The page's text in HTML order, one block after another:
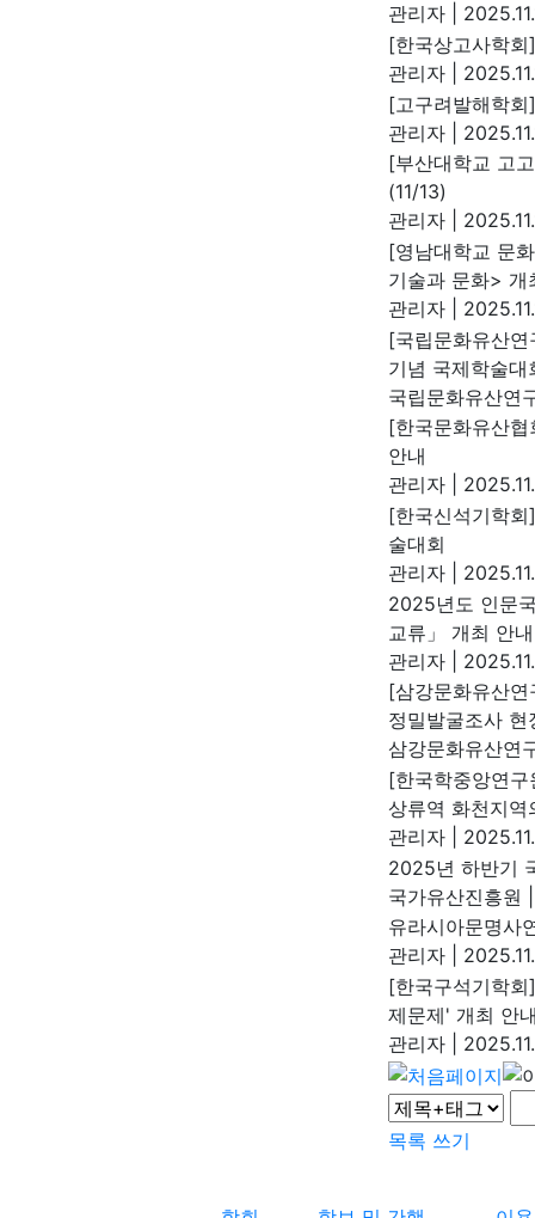
관리자
[한국상고사학
관리자
[고구려발해학
관리자
[부산대학교 고
(11/13)
관리자
[영남대학교 문
기술과 문화> 개
관리자
[국립문화유산
기념 국제학술
국립문화유산연
[한국문화유산
안내
관리자
[한국신석기학
술대회
관리자
2025년도 인문
교류」 개최 안내
관리자
[삼강문화유산
정밀발굴조사 현
삼강문화유산연
[한국학중앙연
상류역 화천지역
관리자
2025년 하반기
국가유산진흥원
유라시아문명사
관리자
[한국구석기학
제문제' 개최 안
관리자
목록 쓰기